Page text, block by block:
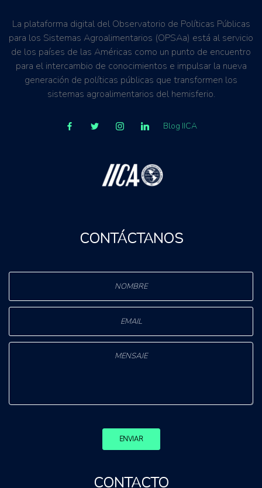
La plataforma digital del Observatorio de Políticas Públicas
para los Sistemas Agroalimentarios (OPSAa) está al servicio
de los países de las Américas como un punto de encuentro
para el intercambio de conocimientos e impulsar la nueva
generación de políticas públicas que transformen los
sistemas agroalimentarios del hemisferio.
Blog IICA
CONTÁCTANOS
ENVIAR
CONTACTO